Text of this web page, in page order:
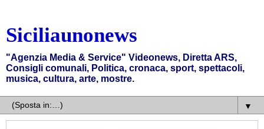
Siciliaunonews
"Agenzia Media & Service" Videonews, Diretta ARS,
Consigli comunali, Politica, cronaca, sport, spettacoli,
musica, cultura, arte, mostre.
▼